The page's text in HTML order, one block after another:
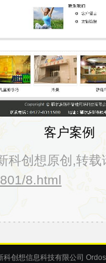
客户案例
科创想原创,转载
8.html
科创想信息科技有限公司